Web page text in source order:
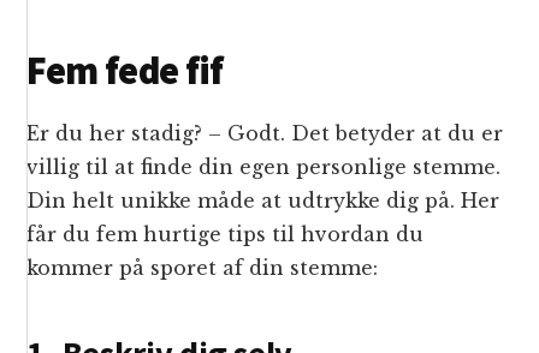
Fem fede fif
Er du her stadig? – Godt. Det betyder at du er
villig til at finde din egen personlige stemme.
Din helt unikke måde at udtrykke dig på. Her
får du fem hurtige tips til hvordan du
kommer på sporet af din stemme: